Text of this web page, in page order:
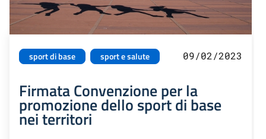
sport di base sport e salute 09/02/2023
Firmata Convenzione per la
promozione dello sport di base
nei territori